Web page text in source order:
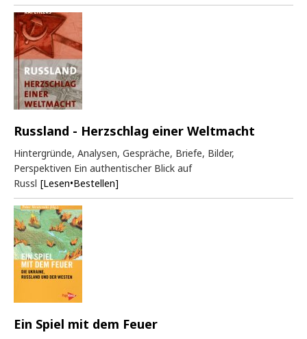
Russland - Herzschlag einer Weltmacht
Hintergründe, Analysen, Gespräche, Briefe, Bilder,
Perspektiven Ein authentischer Blick auf
Russl [Lesen•Bestellen]
Ein Spiel mit dem Feuer